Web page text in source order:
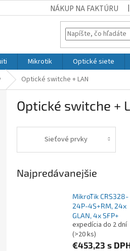
NÁKUP NA FAKTÚRU
Mikrotik Optické siete
Optické switche + LAN
Optické switche +
Sieťové prvky
Najpredávanejšie
MikroTik CRS328-
24P-4S+RM, 24x
GLAN, 4x SFP+
expedícia do 2 dní
(>20 ks)
€453,23 s